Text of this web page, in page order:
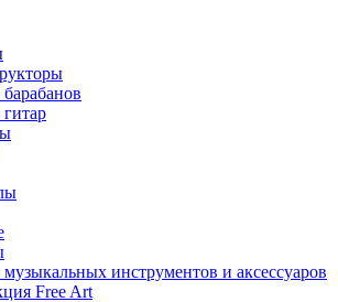
инструментов и аксессуаров
Free Art